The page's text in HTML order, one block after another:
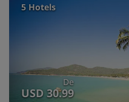
5 Hotels
De
USD 30.99